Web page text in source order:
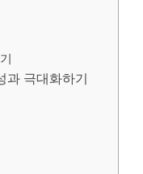
과 극대화하기